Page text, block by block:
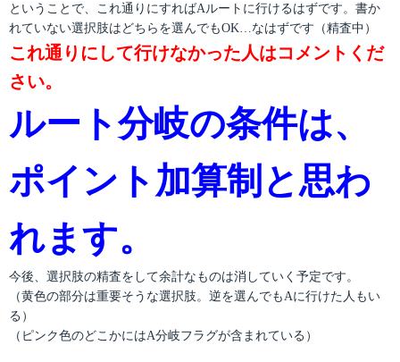
ということで、これ通りにすればAルートに行けるはずです。書か
れていない選択肢はどちらを選んでもOK…なはずです（精査中）
これ通りにして行けなかった人はコメントくだ
さい。
ルート分岐の条件は、
ポイント加算制と思わ
れます。
今後、選択肢の精査をして余計なものは消していく予定です。
（黄色の部分は重要そうな選択肢。逆を選んでもAに行けた人もい
る）
（ピンク色のどこかにはA分岐フラグが含まれている）